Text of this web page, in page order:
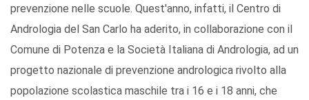
prevenzione nelle scuole. Quest'anno, infatti, il Centro di
Andrologia del San Carlo ha aderito, in collaborazione con il
Comune di Potenza e la Società Italiana di Andrologia, ad un
progetto nazionale di prevenzione andrologica rivolto alla
popolazione scolastica maschile tra i 16 e i 18 anni, che